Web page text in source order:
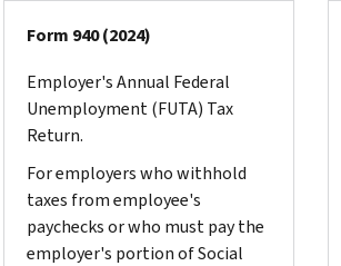
Form 940 (2024)
Employer's Annual Federal
Unemployment (FUTA) Tax
Return.
For employers who withhold
taxes from employee's
paychecks or who must pay the
employer's portion of Social